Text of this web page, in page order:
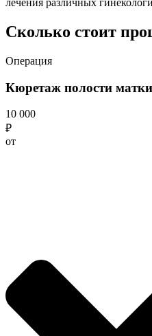
лечения различных
Сколько стоит
Операция
Кюретаж полости матки
10 000
₽
от